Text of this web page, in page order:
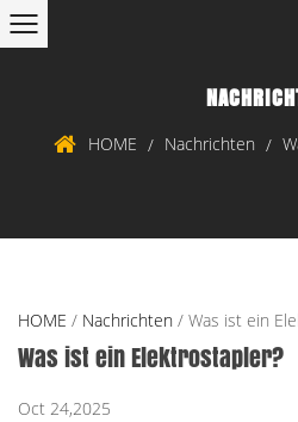
HOME / Nachrichten /
HOME / Nachrichten / Was ist ein
Was ist ein Elektrostapler?
Oct 24,2025